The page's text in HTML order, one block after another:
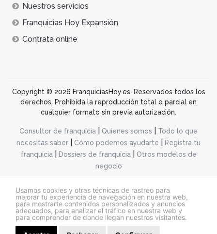
Usamos cookies y otras técnicas de rastreo para
mejorar tu experiencia de navegación en nuestra web,
para mostrarte contenidos personalizados y anuncios
adecuados, para analizar el tráfico en nuestra web y
para comprender de donde llegan nuestros visitantes.
Nuestros servicios
Franquicias Hoy Expansión
Contrata online
Copyright © 2026 FranquiciasHoy.es. Reservados todos los
derechos. Prohibida la reproducción total o parcial en
cualquier formato sin previa autorización.
Consultor de franquicia Quienes somos
Todo lo que
necesitas saber
Cómo podemos ayudarte
Registra tu
franquicia| Dossiers de franquicia|
Otros modelos de
negocio
@franquiciashoy.es |Aviso legal| Política de cookies|Política de privacidad